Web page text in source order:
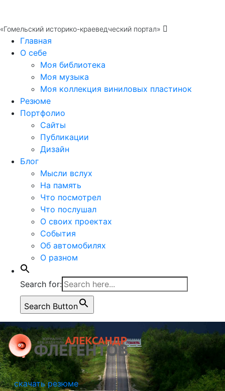
«Гомельский историко-краеведческий портал»
Главная
О себе
Моя библиотека
Моя музыка
Моя коллекция виниловых пластинок
Резюме
Портфолио
Сайты
Публикации
Дизайн
Блог
Мысли вслух
На память
Что посмотрел
Что послушал
О своих проектах
События
Об автомобилях
О разном
Search for:
Search Button
скачать резюме